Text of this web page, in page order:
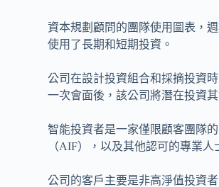
資本規劃顧問的團隊使用圖表，
使用了長期和短期投資。
公司在設計投資組合和採摘投資
一次會面後，該公司將潛在投資
智能投資者是一家僅限顧客團隊
（AIF），以及其他認可的專業人
公司的客戶主要是非高淨值投資